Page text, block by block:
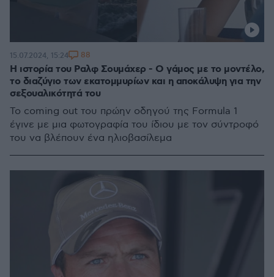
Η ιστορία του Ραλφ Σουμάχερ - Ο γάμος με το μοντέλο,
το διαζύγιο των εκατομμυρίων και η αποκάλυψη για την
σεξουαλικότητά του
Το coming out του πρώην οδηγού της Formula 1
έγινε με μια φωτογραφία του ίδιου με τον σύντροφό
του να βλέπουν ένα ηλιοβασίλεμα
15.07.2024, 15:24 88